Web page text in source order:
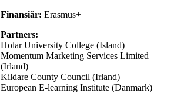
Finansiär: Erasmus+
Partners:
Holar University College (Island)
Momentum Marketing Services Limited
(Irland)
Kildare County Council (Irland)
European E-learning Institute (Danmark)